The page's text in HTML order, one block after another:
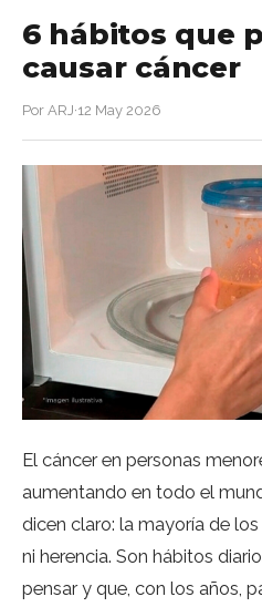
6 hábitos que
causar cáncer
Por ARJ·12 May 2026
El cáncer en personas
aumentando en todo el
dicen claro: la mayoría de
ni herencia. Son hábitos
pensar y que, con los años,